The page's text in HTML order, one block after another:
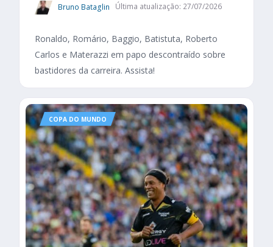
Bruno Bataglin Última atualização: 27/07/2026
Ronaldo, Romário, Baggio, Batistuta, Roberto
Carlos e Materazzi em papo descontraído sobre
bastidores da carreira. Assista!
COPA DO MUNDO